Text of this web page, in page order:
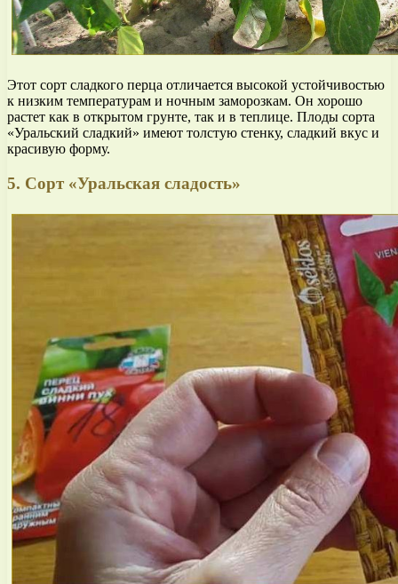
Этот сорт сладкого перца отличается высокой устойчивостью
к низким температурам и ночным заморозкам. Он хорошо
растет как в открытом грунте, так и в теплице. Плоды сорта
«Уральский сладкий» имеют толстую стенку, сладкий вкус и
красивую форму.
5. Сорт «Уральская сладость»